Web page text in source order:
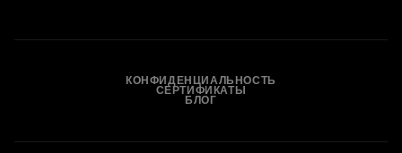
КОНФИДЕНЦИАЛЬНОСТЬ
СЕРТИФИКАТЫ
БЛОГ